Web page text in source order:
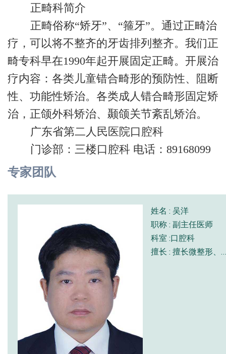
正畸科简介
正畸俗称“矫牙”、“箍牙”。通过正畸治
疗，可以将不整齐的牙齿排列整齐。我们正
畸专科早在1990年起开展固定正畸。开展治
疗内容：各类儿童错合畸形的预防性、阻断
性、功能性矫治。各类成人错合畸形固定矫
治，正颌外科矫治、颞颌关节紊乱矫治。
广东省第二人民医院口腔科
门诊部：三楼口腔科 电话：89168099
专家团队
姓名 : 吴洋
职称 : 副主任医师
科室 :口腔科
擅长 : 擅长微整形、微创拔牙、复杂牙种植及数字化美学修复